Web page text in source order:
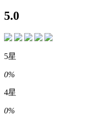
5.0
5星
0%
4星
0%